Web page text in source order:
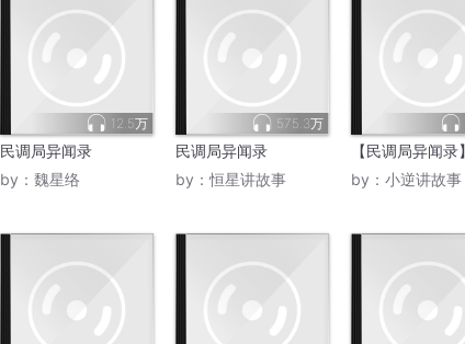
12.5万
民调局异闻录
by： 魏星络
575.3万
民调局异闻录
by：恒星讲故事
【民调局异闻录】
by： 小逆讲故事